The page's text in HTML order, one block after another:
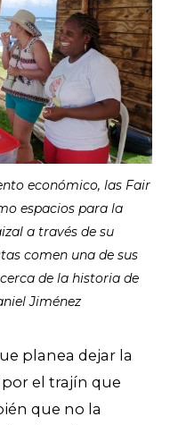
económico, las Fair
espacios para la
a través de su
comen una de sus
de la historia de
Jiménez
planea dejar la
el trajín que
que no la